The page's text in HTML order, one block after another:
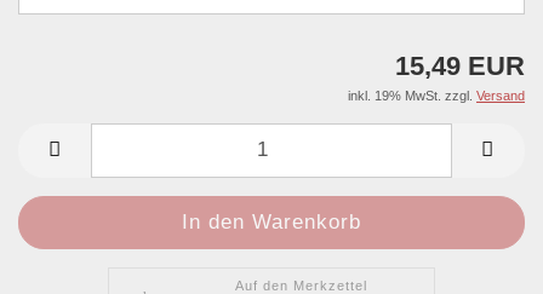
15,49 EUR
inkl. 19% MwSt. zzgl. Versand
Auf den Merkzettel